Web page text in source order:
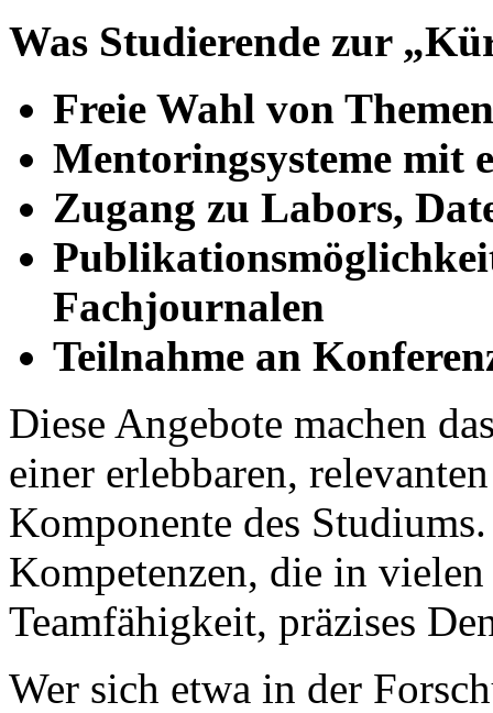
Was Studierende zur
Freie Wahl von
Mentoringsysteme mit
Zugang zu Labors,
Fachjournalen
Teilnahme an
Diese Angebote machen
einer erlebbaren,
Komponente des
Kompetenzen, die in
Teamfähigkeit, präzises
Wer sich etwa in der